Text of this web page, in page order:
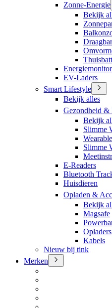
Zonne-Energie
Bekijk
EV-Laders
Smart Lifestyle
Bekijk alles
Gezondheid &
Bekijk
Slimme
Slimme
E-Readers
Bluetooth
Huisdieren
Opladen &
Bekijk
Magsafe
Opladers
Kabels
Nieuw bij tink
Merken